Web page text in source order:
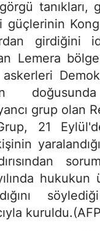
tanıkları,
güçlerinin
girdiğini
Lemera
grup olan
21
hukukun